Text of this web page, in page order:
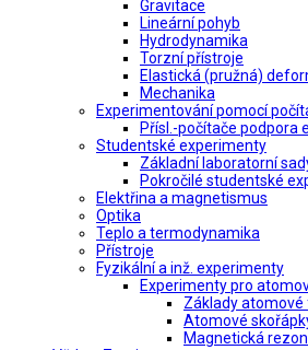
Gravitace
Lineární pohyb
Hydrodynamika
Torzní přístroje
Elastická (pružná)
Mechanika
Experimentování pomocí
Přísl.-počítače podpora
Studentské experimenty
Základní laboratorní
Pokročilé studentské
Elektřina a magnetismus
Optika
Teplo a termodynamika
Přístroje
Fyzikální a inž. experimenty
Experimenty pro
Základy
Atomové
Magnetická